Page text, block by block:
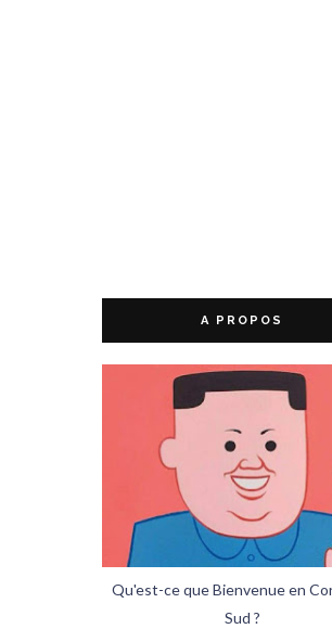
A PROPOS
Qu'est-ce que Bienvenue en
Sud ?